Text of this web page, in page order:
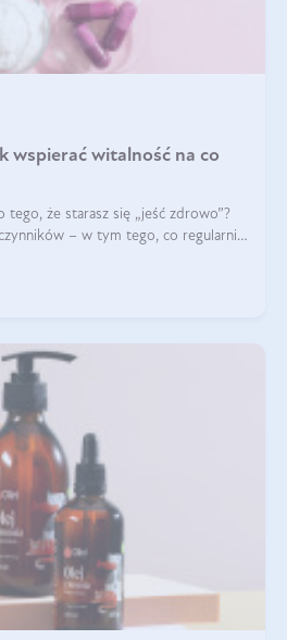
wspierać witalność na co
tego, że starasz się „jeść zdrowo”?
– w tym tego, co regularnie